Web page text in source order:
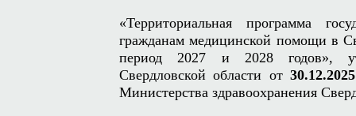
«Территориальная программа
гражданам медицинской помощи в
период 2027 и 2028 годов»,
Свердловской области от
Министерства здравоохранения